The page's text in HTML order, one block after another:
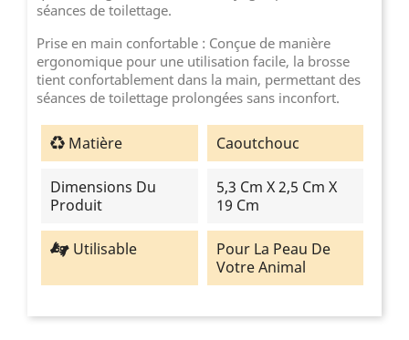
séances de toilettage.
Prise en main confortable : Conçue de manière
ergonomique pour une utilisation facile, la brosse
tient confortablement dans la main, permettant des
séances de toilettage prolongées sans inconfort.
Matière Caoutchouc
Dimensions Du
Produit
5,3 Cm X 2,5 Cm X
19 Cm
Utilisable
Pour La Peau De
Votre Animal